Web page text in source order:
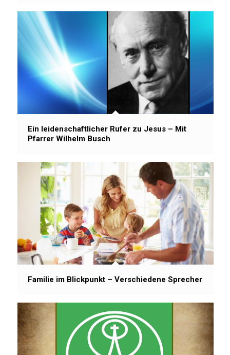
Ein leidenschaftlicher Rufer zu Jesus – Mit
Pfarrer Wilhelm Busch
Familie im Blickpunkt – Verschiedene Sprecher